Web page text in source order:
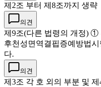
제2조 부터 제8조까지 생략
의견
제9조(다른 법령의 개정) ①
후천성면역결핍증예방법
다.
의견
제3조 각 호 외의 부분 및